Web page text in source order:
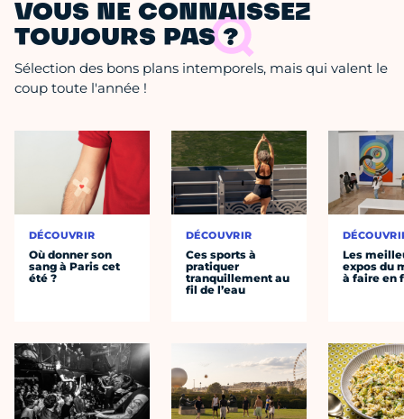
VOUS NE CONNAISSEZ
TOUJOURS PAS ?
Sélection des bons plans intemporels, mais qui valent le
coup toute l'année !
DÉCOUVRIR
Où donner son
sang à Paris cet
été ?
DÉCOUVRIR
Ces sports à
pratiquer
tranquillement au
fil de l’eau
Les
expos du
à faire en